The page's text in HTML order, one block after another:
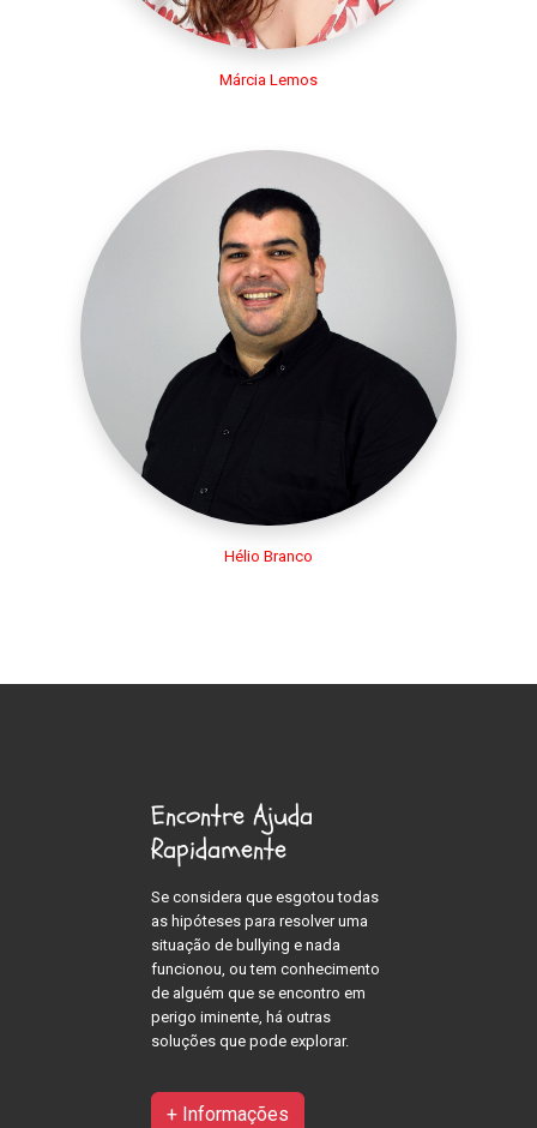
Márcia Lemos
Hélio Branco
Encontre Ajuda
Rapidamente
Se considera que esgotou todas
as hipóteses para resolver uma
situação de bullying e nada
funcionou, ou tem conhecimento
de alguém que se encontro em
perigo iminente, há outras
soluções que pode explorar.
+ Informações